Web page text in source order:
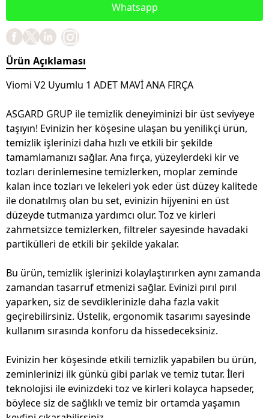
Whatsapp
Ürün Açıklaması
Viomi V2 Uyumlu 1 ADET MAVİ ANA FIRÇA
ASGARD GRUP ile temizlik deneyiminizi bir üst seviyeye
taşıyın! Evinizin her köşesine ulaşan bu yenilikçi ürün,
temizlik işlerinizi daha hızlı ve etkili bir şekilde
tamamlamanızı sağlar. Ana fırça, yüzeylerdeki kir ve
tozları derinlemesine temizlerken, moplar zeminde
kalan ince tozları ve lekeleri yok eder üst düzey kalitede
ile donatılmış olan bu set, evinizin hijyenini en üst
düzeyde tutmanıza yardımcı olur. Toz ve kirleri
zahmetsizce temizlerken, filtreler sayesinde havadaki
partikülleri de etkili bir şekilde yakalar.
Bu ürün, temizlik işlerinizi kolaylaştırırken aynı zamanda
zamandan tasarruf etmenizi sağlar. Evinizi pırıl pırıl
yaparken, siz de sevdiklerinizle daha fazla vakit
geçirebilirsiniz. Üstelik, ergonomik tasarımı sayesinde
kullanım sırasında konforu da hissedeceksiniz.
Evinizin her köşesinde etkili temizlik yapabilen bu ürün,
zeminlerinizi ilk günkü gibi parlak ve temiz tutar. İleri
teknolojisi ile evinizdeki toz ve kirleri kolayca hapseder,
böylece siz de sağlıklı ve temiz bir ortamda yaşamın